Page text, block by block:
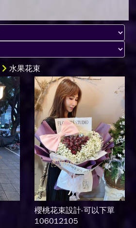
水果花束
櫻桃花束設計-可以下單
106012105